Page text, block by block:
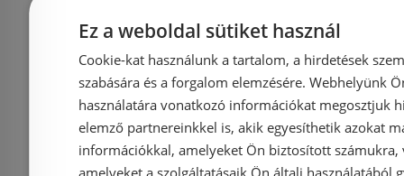
Azonosító: 179679
Cikkszám: 36451000
79 742 Ft70 160 Ft 83 800 Ft
Ez a weboldal sütiket használ
Cookie-kat használunk a tartalom, a hirdetések
szabására és a forgalom elemzésére. Webhelyünk
használatára vonatkozó információkat megosztjuk
elemző partnereinkkel is, akik egyesíthetik azokat
információkkal, amelyeket Ön biztosított számukra,
amelyeket a szolgáltatásaik Ön általi használatából